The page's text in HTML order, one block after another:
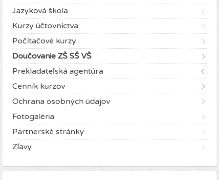
Jazyková škola
Kurzy účtovníctva
Počítačové kurzy
Doučovanie ZŠ SŠ VŠ
Prekladateľská agentúra
Cenník kurzov
Ochrana osobných údajov
Fotogaléria
Partnerské stránky
Zľavy